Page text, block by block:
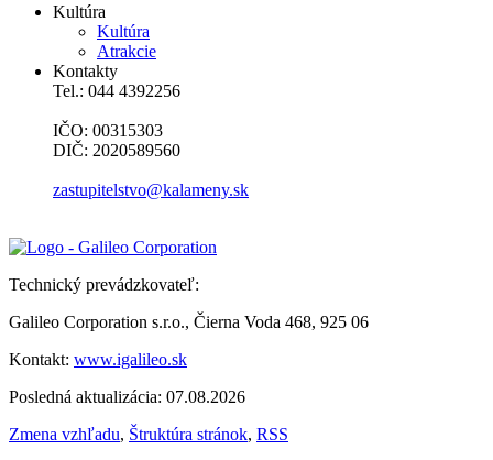
Kultúra
Kultúra
Atrakcie
Kontakty
Tel.: 044 4392256
IČO: 00315303
DIČ: 2020589560
zastupitelstvo@kalameny.sk
Technický prevádzkovateľ:
Galileo Corporation s.r.o., Čierna Voda 468, 925 06
Kontakt: www.igalileo.sk
Posledná aktualizácia: 07.08.2026
Zmena vzhľadu, Štruktúra stránok, RSS